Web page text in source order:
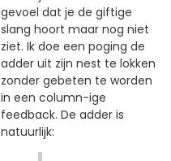
gevoel dat je de giftige
slang hoort maar nog niet
ziet. Ik doe een poging de
adder uit zijn nest te lokken
zonder gebeten te worden
in een column-ige
feedback. De adder is
natuurlijk: